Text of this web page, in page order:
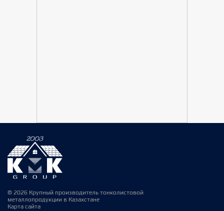
© 2026 Крупный производитель тонколистовой
металлопродукции в Казахстане
Карта сайта